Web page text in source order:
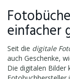
einfacher
Seit die digitale
auch Geschenke,
Die digitalen Bilder